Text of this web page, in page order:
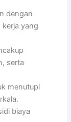
dengan
yang
serta
menutupi
biaya